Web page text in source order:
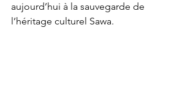
aujourd’hui à la sauvegarde de
l’héritage culturel Sawa.